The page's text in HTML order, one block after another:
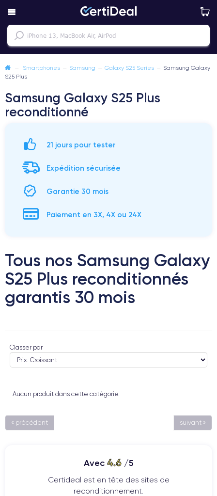
— Smartphones — Samsung — Galaxy S25 Series — Samsung Galaxy
S25 Plus
Samsung Galaxy S25 Plus
reconditionné
21 jours pour tester
Expédition sécurisée
Garantie 30 mois
Paiement en 3X, 4X ou 24X
Tous nos Samsung Galaxy
S25 Plus reconditionnés
garantis 30 mois
Classer par
Aucun produit dans cette catégorie.
« précédent suivant »
Avec 4.6/5
Certideal est en tête des sites de
reconditionnement.